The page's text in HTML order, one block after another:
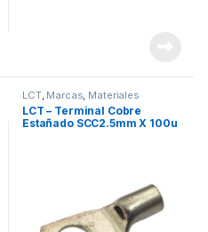
LCT, Marcas Materiales
Eléctricos
LCT – Terminal Cobre
Estañado SCC2.5mm X 100u